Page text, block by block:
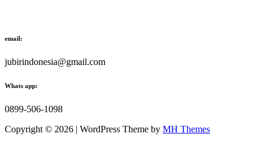
email:
jubirindonesia@gmail.com
Whats app:
0899-506-1098
Copyright © 2026 | WordPress Theme by MH Themes